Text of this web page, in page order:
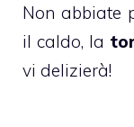
Non abbiate
il caldo, la
vi delizierà!